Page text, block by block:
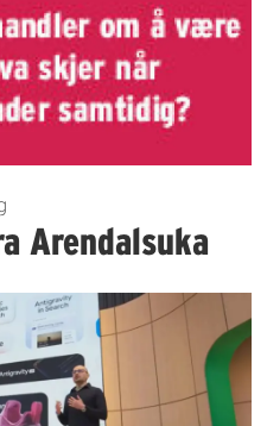
Arendalsuka